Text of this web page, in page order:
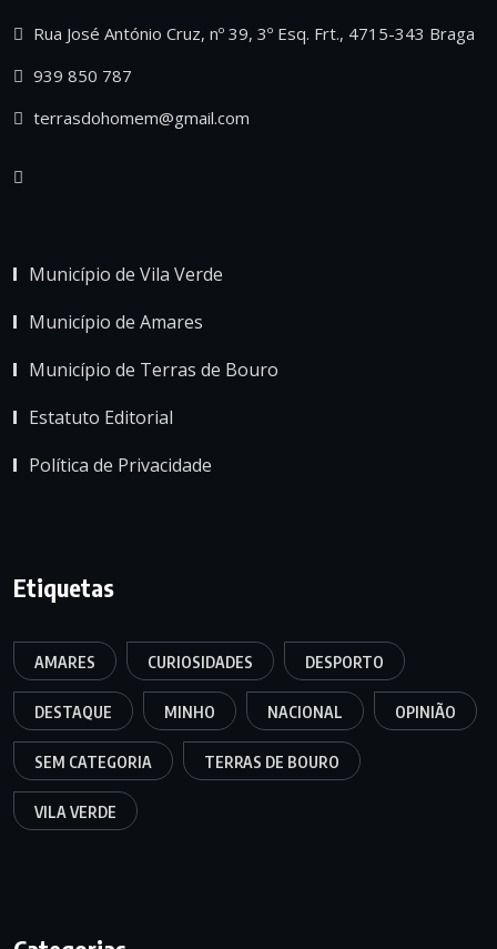
Rua José António Cruz, nº 39, 3º Esq. Frt., 4715-343 Braga
939 850 787
terrasdohomem@gmail.com
Município de Vila Verde
Município de Amares
Município de Terras de Bouro
Estatuto Editorial
Política de Privacidade
Etiquetas
AMARES CURIOSIDADES DESPORTO
DESTAQUE MINHO NACIONAL OPINIÃO
SEM CATEGORIA TERRAS DE BOURO
VILA VERDE